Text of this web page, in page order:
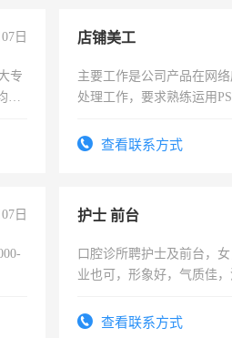
日
专
，
店铺美工
主要工作是公司产品在网
处理工作，要求熟练运用
查看联系方式
日 护士 前台
口腔诊所聘护士及前台，
业也可，形象好，气质佳
查看联系方式